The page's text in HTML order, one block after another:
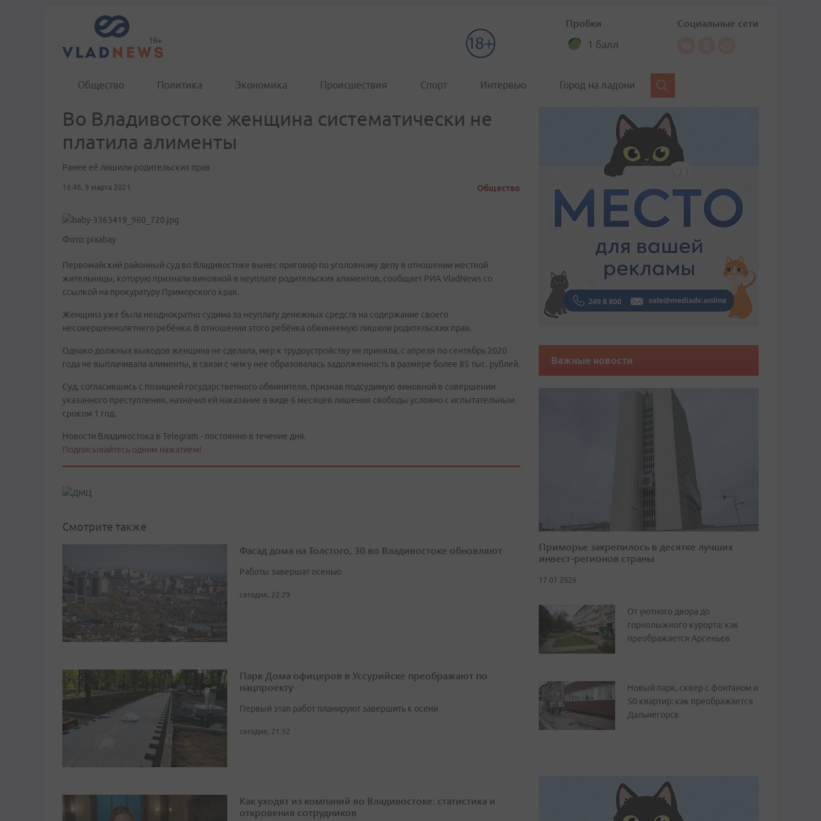
Пробки
1 балл
Социальные сети
Общество Политика Экономика Происшествия Спорт Интервью Город на ладони
Во Владивостоке женщина систематически не
платила алименты
Ранее её лишили родительских прав
16:46, 9 марта 2021 Общество
Фото: pixabay
Первомайский районный суд во Владивостоке вынес приговор по уголовному делу в отношении местной
жительницы, которую признали виновной в неуплате родительских алиментов, сообщает РИА VladNews со
ссылкой на прокуратуру Приморского края.
Женщина уже была неоднократно судима за неуплату денежных средств на содержание своего
несовершеннолетнего ребёнка. В отношении этого ребёнка обвиняемую лишили родительских прав.
Однако должных выводов женщина не сделала, мер к трудоустройству не приняла, с апреля по сентябрь 2020
года не выплачивала алименты, в связи с чем у нее образовалась задолженность в размере более 85 тыс. рублей.
Суд, согласившись с позицией государственного обвинителя, признав подсудимую виновной в совершении
указанного преступления, назначил ей наказание в виде 6 месяцев лишения свободы условно с испытательным
сроком 1 год.
Новости Владивостока в Telegram - постоянно в течение дня.
Подписывайтесь одним нажатием!
Смотрите также
Фасад дома на Толстого, 30 во Владивостоке обновляют
Работы завершат осенью
сегодня, 22:29
Парк Дома офицеров в Уссурийске преображают по
нацпроекту
Первый этап работ планируют завершить к осени
сегодня, 21:32
Как уходят из компаний во Владивостоке: статистика и
откровения сотрудников
Важные новости
Приморье закрепилось в десятке лучших
инвест-регионов страны
17.07.2026
От уютного двора до
горнолыжного курорта: как
преображается Арсеньев
Новый парк, сквер с фонтаном и
50 квартир: как преображается
Дальнегорск